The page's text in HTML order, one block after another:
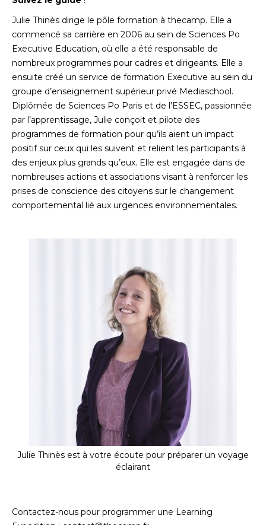
Julie Thinès dirige le pôle formation à thecamp. Elle a
commencé sa carrière en 2006 au sein de Sciences Po
Executive Education, où elle a été responsable de
nombreux programmes pour cadres et dirigeants. Elle a
ensuite créé un service de formation Executive au sein du
groupe d’enseignement supérieur privé Mediaschool.
Diplômée de Sciences Po Paris et de l’ESSEC, passionnée
par l’apprentissage, Julie conçoit et pilote des
programmes de formation pour qu’ils aient un impact
positif sur ceux qui les suivent et relient les participants à
des enjeux plus grands qu’eux. Elle est engagée dans de
nombreuses actions et associations visant à renforcer les
prises de conscience des citoyens sur le changement
comportemental lié aux urgences environnementales.
Julie Thinès est à votre écoute pour préparer un voyage
éclairant
Contactez-nous pour programmer une Learning